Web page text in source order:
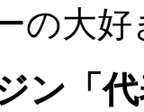
の大
ン「